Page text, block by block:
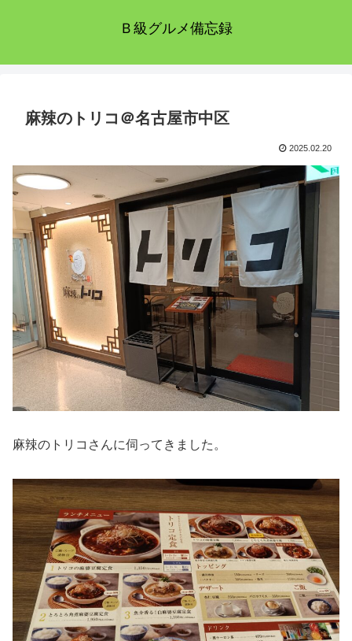
Ｂ級グルメ備忘録
麻辣のトリコ＠名古屋市中区
2025.02.20
麻辣のトリコさんに伺ってきました。